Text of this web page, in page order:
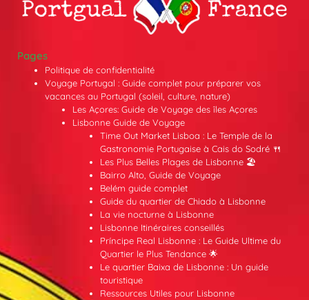
Pages
Politique de confidentialité
Voyage Portugal : Guide complet pour préparer vos
vacances au Portugal (soleil, culture, nature)
Les Açores: Guide de Voyage des îles Açores
Lisbonne Guide de Voyage
Time Out Market Lisboa : Le Temple de la
Gastronomie Portugaise à Cais do Sodré 🍴
Les Plus Belles Plages de Lisbonne 🏖️
Bairro Alto, Guide de Voyage
Belém guide complet
Guide du quartier de Chiado à Lisbonne
La vie nocturne à Lisbonne
Lisbonne Itinéraires conseillés
Príncipe Real Lisbonne : Le Guide Ultime du
Quartier le Plus Tendance 🌟
Le quartier Baixa de Lisbonne : Un guide
touristique
Ressources Utiles pour Lisbonne